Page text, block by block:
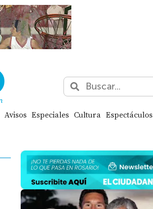
Avisos Especiales Cultura Espectáculos